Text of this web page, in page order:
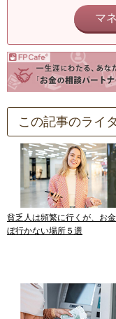
マ
この記事のライ
貧乏人は頻繁に行くが、お
ぼ行かない場所５選